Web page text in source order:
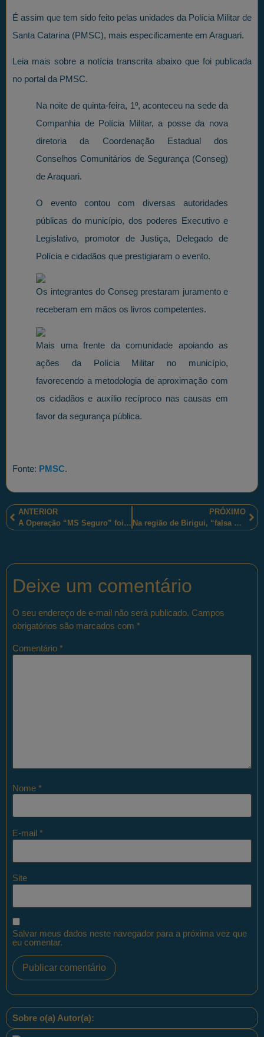
É assim que tem sido feito pelas unidades da Polícia Militar de
Santa Catarina (PMSC), mais especificamente em Araguari.
Leia mais sobre a notícia transcrita abaixo que foi publicada
no portal da PMSC.
Na noite de quinta-feira, 1º, aconteceu na sede da
Companhia de Polícia Militar, a posse da nova
diretoria da Coordenação Estadual dos
Conselhos Comunitários de Segurança (Conseg)
de Araquari.
O evento contou com diversas autoridades
públicas do município, dos poderes Executivo e
Legislativo, promotor de Justiça, Delegado de
Polícia e cidadãos que prestigiaram o evento.
Os integrantes do Conseg prestaram juramento e
receberam em mãos os livros competentes.
Mais uma frente da comunidade apoiando as
ações da Polícia Militar no município,
favorecendo a metodologia de aproximação com
os cidadãos e auxílio recíproco nas causas em
favor da segurança pública.
Fonte: PMSC.
ANTERIOR
A Operação “MS Seguro” foi desenvolvida pelos profissionais sul-mato-grossenses do 9° Batalhão da Polícia Militar
PRÓXIMO
Na região de Birigui, “falsa grávida” não convenceu os patrulheiros rodoviários da Polícia Militar de São Paulo
Deixe um comentário
O seu endereço de e-mail não será publicado. Campos
obrigatórios são marcados com *
Comentário *
Nome *
E-mail *
Site
Salvar meus dados neste navegador para a próxima vez que
eu comentar.
Sobre o(a) Autor(a):